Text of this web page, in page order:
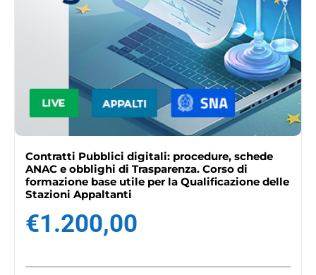
Contratti Pubblici digitali: procedure, schede
ANAC e obblighi di Trasparenza. Corso di
formazione base utile per la Qualificazione delle
Stazioni Appaltanti
€1.200,00